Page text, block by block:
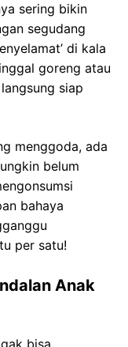
sering bikin
segudang
di kala
goreng atau
siap
menggoda, ada
belum
bahaya
per satu!
Anak
bisa